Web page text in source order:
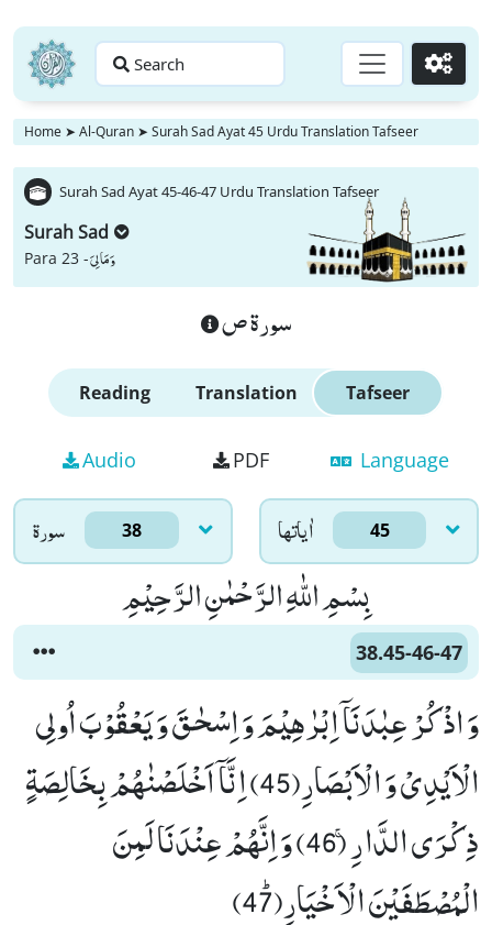
Search Go
Home ➤ Al-Quran ➤ Surah Sad Ayat 45 Urdu Translation Tafseer
Surah Sad Ayat 45-46-47 Urdu Translation Tafseer
Surah Sad
Para 23 -وَ مَا لِیَ
سورة ص
Reading Translation Tafseer
Audio PDF Language
سورۃ 38 اٰياتها 45
بِسْمِ اللّٰهِ الرَّحْمٰنِ الرَّحِیْمِ
38.45-46-47
وَ اذْكُرْ عِبٰدَنَاۤ اِبْرٰهِیْمَ وَ اِسْحٰقَ وَ یَعْقُوْبَ اُولِی
الْاَیْدِیْ وَ الْاَبْصَارِ(45) اِنَّاۤ اَخْلَصْنٰهُمْ بِخَالِصَةٍ
ذِكْرَى الدَّارِۚ (46) وَ اِنَّهُمْ عِنْدَنَا لَمِنَ
الْمُصْطَفَیْنَ الْاَخْیَارِﭤ(47)